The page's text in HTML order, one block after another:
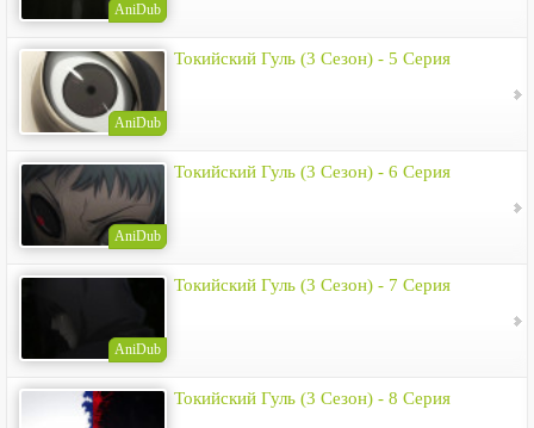
AniDub
AniDub
Токийский Гуль (3 Сезон) - 5 Серия
AniDub
Токийский Гуль (3 Сезон) - 6 Серия
AniDub
Токийский Гуль (3 Сезон) - 7 Серия
Токийский Гуль (3 Сезон) - 8 Серия